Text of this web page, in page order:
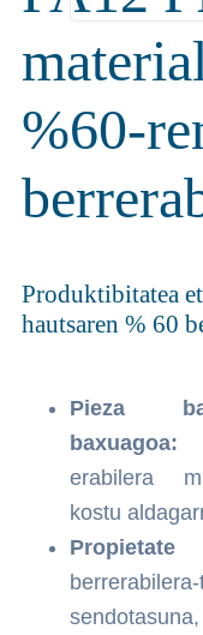
%60-
Produktibitatea
hautsaren % 60
Pieza
baxuagoa:
erabilera
kostu